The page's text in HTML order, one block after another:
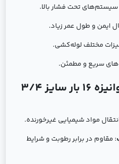
تحت فشار بالا.
ایمن و طول عمر زیاد.
مختلف لوله‌کشی.
سریع و مطمئن.
کاربردهای فلنج گالوانیزه 16 بار سایز 3/4
مواد شیمیایی غیرخورنده.
: مقاوم در برابر رطوبت و شرایط